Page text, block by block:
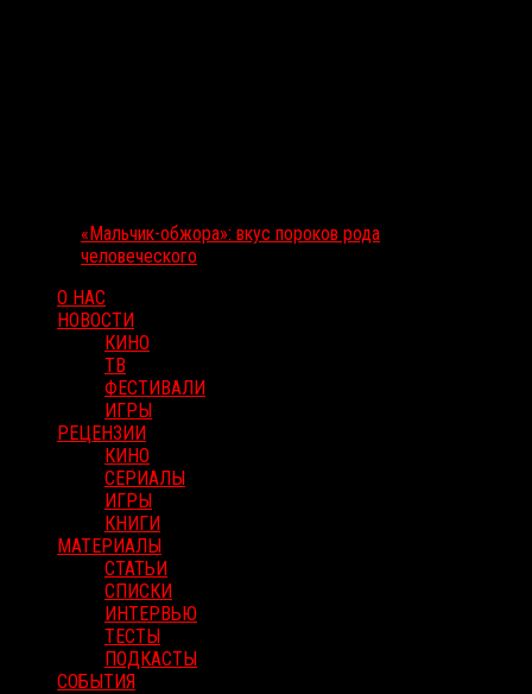
«Мальчик-обжора»: вкус пороков рода
человеческого
О НАС
НОВОСТИ
КИНО
ТВ
ФЕСТИВАЛИ
ИГРЫ
РЕЦЕНЗИИ
КИНО
СЕРИАЛЫ
ИГРЫ
КНИГИ
МАТЕРИАЛЫ
СТАТЬИ
СПИСКИ
ИНТЕРВЬЮ
ТЕСТЫ
ПОДКАСТЫ
СОБЫТИЯ